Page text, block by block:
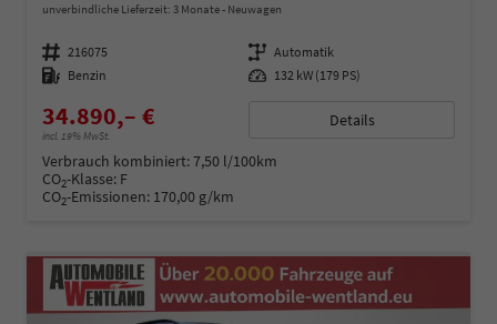
unverbindliche Lieferzeit: 3 Monate Neuwagen
Fahrzeugnummer 216075 Getriebe Automatik
Kraftstoff Benzin Leistung 132 kW (179 PS)
34.890,– €
incl. 19% MwSt.
Details
Verbrauch kombiniert:7,50 l/100km
CO2-Klasse: F
CO2-Emissionen: 170,00 g/km